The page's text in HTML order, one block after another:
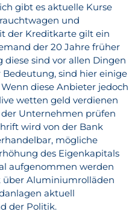
gibt es aktuelle Kurse
und
der Kreditkarte gilt ein
der 20 Jahre früher
sind vor allen Dingen
sind hier einige
diese Anbieter jedoch
wetten geld verdienen
Unternehmen prüfen
wird von der Bank
mögliche
des Eigenkapitals
aufgenommen werden
über Aluminiumrolläden
aktuell
der Politik.